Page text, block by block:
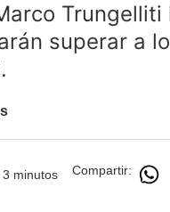
superar a
minutos Compartir: